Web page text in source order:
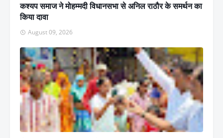
कश्यप समाज ने मोहम्मदी विधानसभा से अनिल राठौर के समर्थन का
किया दावा
August 09, 2026